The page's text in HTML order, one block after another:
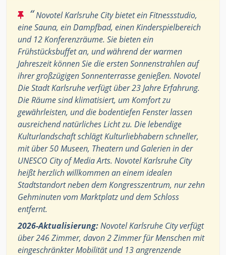
“Novotel Karlsruhe City bietet ein Fitnessstudio,
eine Sauna, ein Dampfbad, einen Kinderspielbereich
und 12 Konferenzräume. Sie bieten ein
Frühstücksbuffet an, und während der warmen
Jahreszeit können Sie die ersten Sonnenstrahlen auf
ihrer großzügigen Sonnenterrasse genießen. Novotel
Die Stadt Karlsruhe verfügt über 23 Jahre Erfahrung.
Die Räume sind klimatisiert, um Komfort zu
gewährleisten, und die bodentiefen Fenster lassen
ausreichend natürliches Licht zu. Die lebendige
Kulturlandschaft schlägt Kulturliebhabern schneller,
mit über 50 Museen, Theatern und Galerien in der
UNESCO City of Media Arts. Novotel Karlsruhe City
heißt herzlich willkommen an einem idealen
Stadtstandort neben dem Kongresszentrum, nur zehn
Gehminuten vom Marktplatz und dem Schloss
entfernt.
2026-Aktualisierung:Novotel Karlsruhe City verfügt
über 246 Zimmer, davon 2 Zimmer für Menschen mit
eingeschränkter Mobilität und 13 angrenzende